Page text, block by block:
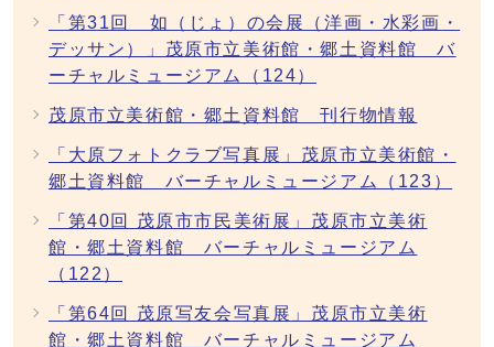
「第31回 如（じょ）の会展（洋画・水彩画・
デッサン）」茂原市立美術館・郷土資料館 バ
ーチャルミュージアム（124）
茂原市立美術館・郷土資料館 刊行物情報
「大原フォトクラブ写真展」茂原市立美術館・
郷土資料館 バーチャルミュージアム（123）
「第40回 茂原市市民美術展」茂原市立美術
館・郷土資料館 バーチャルミュージアム
（122）
「第64回 茂原写友会写真展」茂原市立美術
館・郷土資料館 バーチャルミュージアム